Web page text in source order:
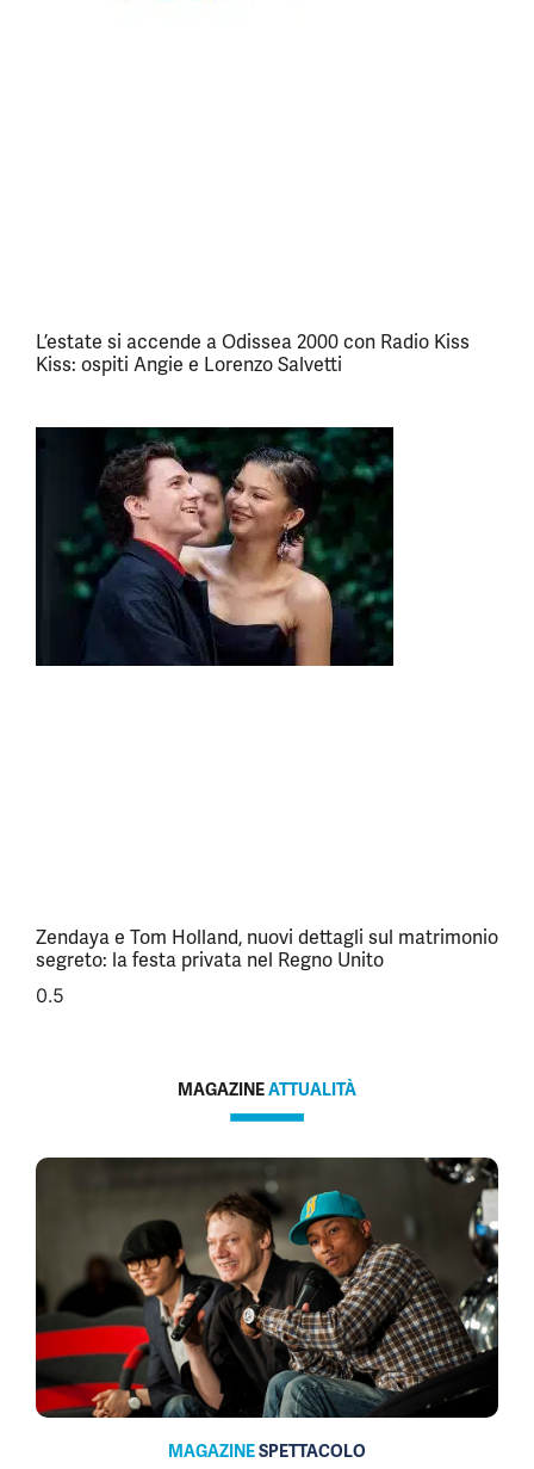
L’estate si accende a Odissea 2000 con Radio Kiss
Kiss: ospiti Angie e Lorenzo Salvetti
Zendaya e Tom Holland, nuovi dettagli sul matrimonio
segreto: la festa privata nel Regno Unito
MAGAZINEATTUALITÀ
MAGAZINESPETTACOLO